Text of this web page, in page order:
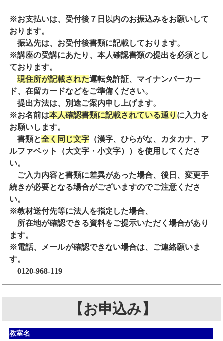
※お支払いは、受付後７日以内のお振込みをお願いして
おります。
振込先は、お受付後書類に記載しております。
※講座の受講にあたり、本人確認書類の提出を必須とし
ております。
現住所が記載された運転免許証、マイナンバーカー
ド、在留カードなどをご準備ください。
提出方法は、別途ご案内申し上げます。
※お名前は本人確認書類に記載されている通り に入力を
お願いします。
書類と全く同じ文字 （漢字、ひらがな、カタカナ、ア
ルファベット（大文字・小文字））を使用してくださ
い。
ご入力内容と書類に差異があった場合、後日、変更手
続きが必要となる場合がございますのでご注意くださ
い。
※教材送付先等に法人を指定した場合、
所在地が確認できる資料をご提示いただく場合があり
ます。
※電話、メールが確認できない場合は、ご連絡願いま
す。
0120-968-119
【お申込み】
教室名